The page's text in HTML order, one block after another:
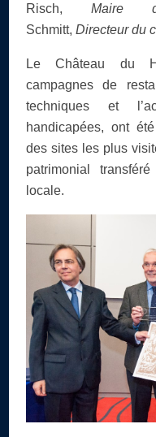
Risch, Maire
Schmitt, Directeur du
Le Château du
campagnes de
techniques et
handicapées, ont
des sites les plus
patrimonial
locale.